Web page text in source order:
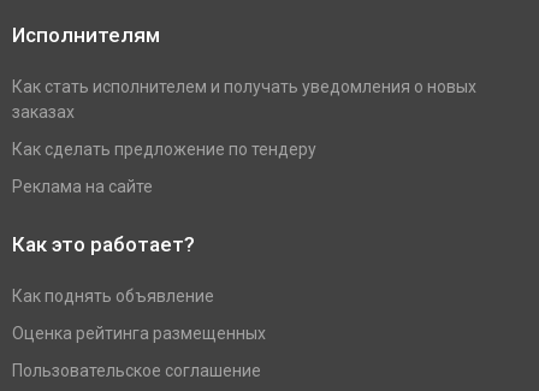
Исполнителям
Как стать исполнителем и получать уведомления о новых
заказах
Как сделать предложение по тендеру
Реклама на сайте
Как это работает?
Как поднять объявление
Оценка рейтинга размещенных
Пользовательское соглашение